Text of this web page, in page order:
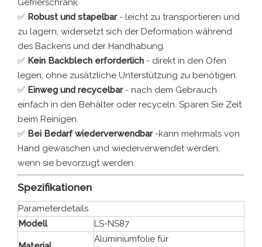
Gefrierschrank.
✅ Robust und stapelbar - leicht zu transportieren und
zu lagern, widersetzt sich der Deformation während
des Backens und der Handhabung.
✅ Kein Backblech erforderlich - direkt in den Ofen
legen, ohne zusätzliche Unterstützung zu benötigen.
✅ Einweg und recycelbar - nach dem Gebrauch
einfach in den Behälter oder recyceln. Sparen Sie Zeit
beim Reinigen.
✅ Bei Bedarf wiederverwendbar -kann mehrmals von
Hand gewaschen und wiederverwendet werden,
wenn sie bevorzugt werden.
Spezifikationen
Parameterdetails
Modell
LS-NS87
Aluminiumfolie für